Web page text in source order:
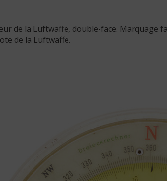
de la Luftwaffe, double-face. Marquage
de la Luftwaffe.